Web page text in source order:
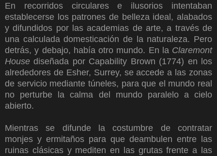
En recorridos circulares e ilusorios intentaban
establecerse los patrones de belleza ideal, alabados
y difundidos por las academias de arte, a través de
una calculada domesticación de la naturaleza. Pero
detrás, y debajo, había otro mundo. En la Claremont
Housediseñada por Capability Brown (1774) en los
alrededores de Esher, Surrey, se accede a las zonas
de servicio mediante túneles, para que el mundo real
no perturbe la calma del mundo paralelo a cielo
abierto.
Mientras se difunde la costumbre de contratar
monjes y ermitaños para que deambulen entre las
ruinas clásicas y mediten en las grutas frente a las